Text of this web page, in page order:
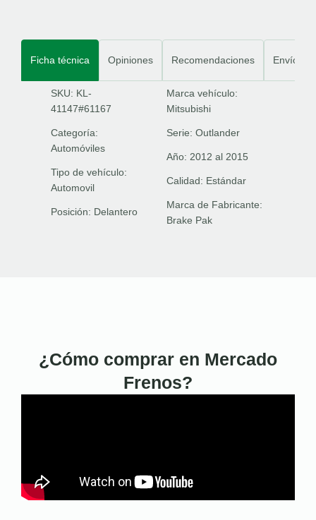
Ficha técnica Opiniones Recomendaciones Envíos
SKU: KL-
41147#61167
Categoría:
Automóviles
Tipo de vehículo:
Automovil
Posición: Delantero
Marca vehículo:
Mitsubishi
Serie: Outlander
Año: 2012 al 2015
Calidad: Estándar
Marca de Fabricante:
Brake Pak
¿Cómo comprar en Mercado
Frenos?